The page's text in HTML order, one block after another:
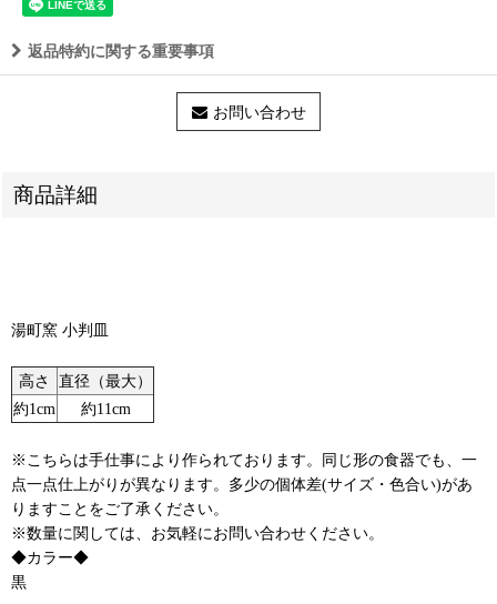
返品特約に関する重要事項
お問い合わせ
商品詳細
湯町窯 小判皿
高さ
直径（最大）
約1cm
約11cm
※こちらは手仕事により作られております。同じ形の食器でも、一
点一点仕上がりが異なります。多少の個体差(サイズ・色合い)があ
りますことをご了承ください。
※数量に関しては、お気軽にお問い合わせください。
◆カラー◆
黒